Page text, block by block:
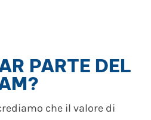
PARTE DEL
che il valore di